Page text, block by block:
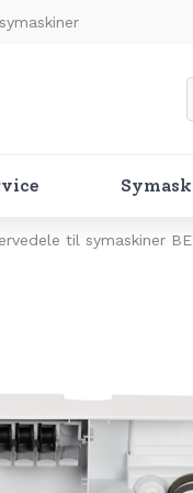
til symaskiner